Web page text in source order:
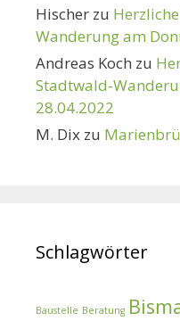
Hischer zu
Wanderung am
Andreas Koch zu
Stadtwald-
28.04.2022
M. Dix zu
Schlagwörter
Baustelle Beratung